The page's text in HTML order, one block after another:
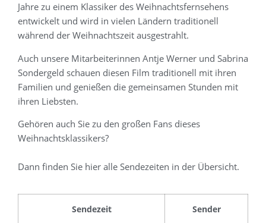
Jahre zu einem Klassiker des Weihnachtsfernsehens
entwickelt und wird in vielen Ländern traditionell
während der Weihnachtszeit ausgestrahlt.
Auch unsere Mitarbeiterinnen Antje Werner und Sabrina
Sondergeld schauen diesen Film traditionell mit ihren
Familien und genießen die gemeinsamen Stunden mit
ihren Liebsten.
Gehören auch Sie zu den großen Fans dieses
Weihnachtsklassikers?
Dann finden Sie hier alle Sendezeiten in der Übersicht.
Sendezeit Sender